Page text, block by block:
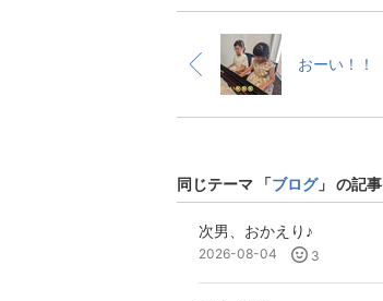
おーい！！
同じテーマ 「ブログ」 の記事
次男、おかえり♪
2026-08-04 3